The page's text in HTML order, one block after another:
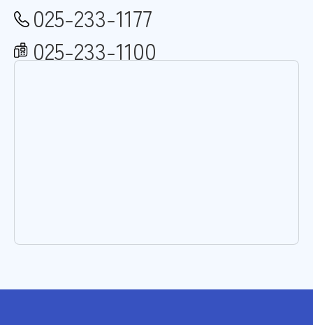
025-233-1177
025-233-1100